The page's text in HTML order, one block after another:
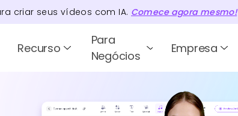
criar seus vídeos com IA. Comece agora mesmo!
Recurso
Para
Negócios
Empresa